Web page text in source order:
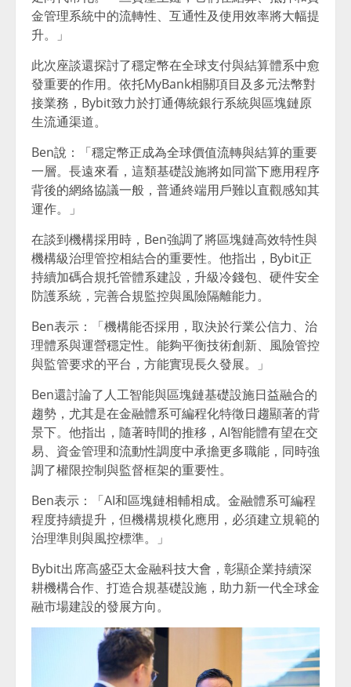
金管理系統中的流轉性、互通性及使用效率將大幅提
升。」
此次座談還探討了穩定幣在全球支付與結算體系中愈
發重要的作用。依托MyBank相關項目及多元法幣對
接業務，Bybit致力於打通傳統銀行系統與區塊鏈原
生流通渠道。
Ben說：「穩定幣正成為全球價值流轉與結算的重要
一層。長遠來看，這類基礎設施將如同當下應用程序
背後的網絡協議一般，普通終端用戶難以直觀感知其
運作。」
在談到機構採用時，Ben強調了將區塊鏈高效特性與
機構級治理管控相結合的重要性。他指出，Bybit正
持續加碼合規托管體系建設，升級冷錢包、硬件安全
防護系統，完善合規監控與風險隔離能力。
Ben表示：「機構能否採用，取決於行業公信力、治
理體系與運營穩定性。能夠平衡技術創新、風險管控
與監管要求的平台，方能實現長久發展。」
Ben還討論了人工智能與區塊鏈基礎設施日益融合的
趨勢，尤其是在金融體系可編程化特徵日趨顯著的背
景下。他指出，隨著時間的推移，AI智能體有望在交
易、資金管理和流動性調度中承擔更多職能，同時強
調了權限控制與監督框架的重要性。
Ben表示：「AI和區塊鏈相輔相成。金融體系可編程
程度持續提升，但機構規模化應用，必須建立規範的
治理準則與風控標準。」
Bybit出席高盛亞太金融科技大會，彰顯企業持續深
耕機構合作、打造合規基礎設施，助力新一代全球金
融市場建設的發展方向。